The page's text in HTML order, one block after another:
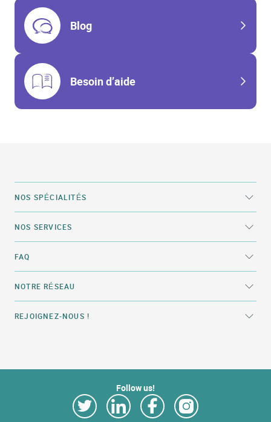
Blog
Besoin d’aide
NOS SPÉCIALITÉS
NOS SERVICES
FAQ
NOTRE RÉSEAU
REJOIGNEZ-NOUS !
Follow us!